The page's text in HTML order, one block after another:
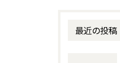
最近の投稿